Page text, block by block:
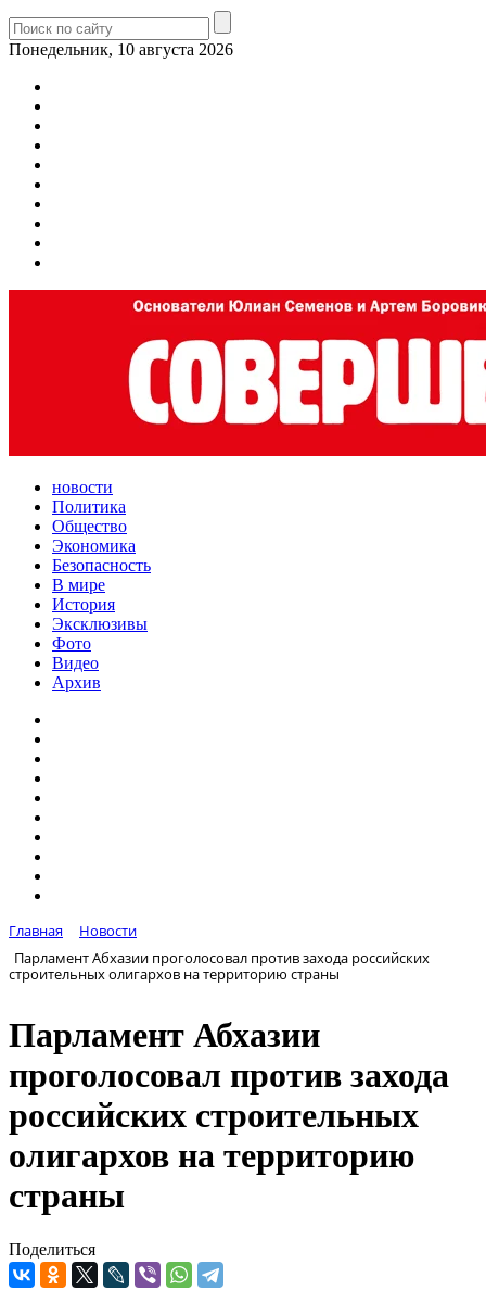
Понедельник, 10 августа 2026
новости
Политика
Общество
Экономика
Безопасность
В мире
История
Эксклюзивы
Фото
Видео
Архив
Главная
Новости
Парламент Абхазии проголосовал против захода российских
строительных олигархов на территорию страны
Парламент Абхазии
проголосовал против захода
российских строительных
олигархов на территорию
страны
Поделиться